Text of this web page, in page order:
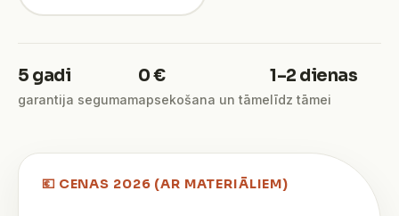
5 gadi
garantija segumam
0 €
apsekošana un tāme
1–2 dienas
līdz tāmei
💶 CENAS 2026 (AR MATERIĀLIEM)